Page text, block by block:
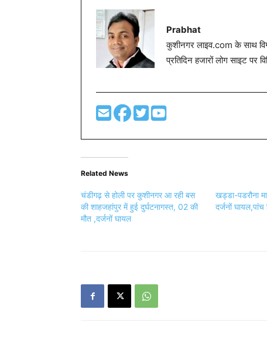
Prabhat
कुशीनगर लाइव.com के साथ
प्रतिदिन हजारों लोग साइट पर
Related News
चंडीगढ़ से होली पर कुशीनगर आ रही बस
की शाहजहांपुर में हुई दुर्घटनागस्त, 02 की
मौत ,दर्जनों घायल
खड्डा-पडरौना
दर्जनों